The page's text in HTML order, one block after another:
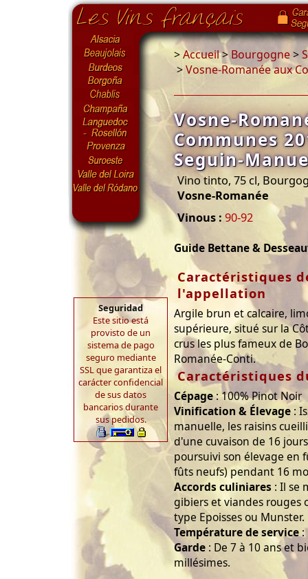
Seguridad
Este sitio está
provisto de un
sistema de pago
seguro mediante
SSL que garantiza el
carácter confidencial
de sus datos
bancarios durante
sus pedidos.
>Accueil>Bourgogne>
>Vosne-Romanée aux
Vosne-
Communes
Seguin-
Vino tinto, 75 cl,
Vosne-Romanée
Vinous : 90-92
Guide Bettane &
Caractéristiques
l'appellation
Argile brun et calcaire,
supérieure, situé sur la
crus les plus fameux de
Romanée-Conti.
Caractéristiques
Cépage: 100% Pinot Noir
Vinification & Élevage :
manuelle, les raisins
d'une cuvaison de 16
poursuivi son élevage en
fûts neufs) pendant 16
Accords culiniares : Il se
gibiers et viandes
type Epoisses ou Munster.
Température de service :
Garde : De 7 à 10 ans et
millésimes.